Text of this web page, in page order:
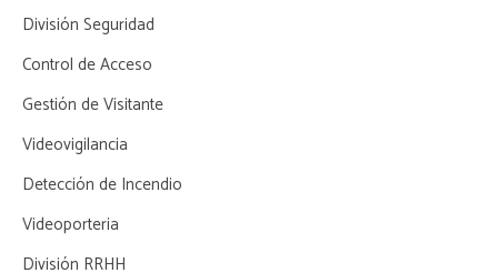
División Seguridad
Control de Acceso
Gestión de Visitante
Videovigilancia
Detección de Incendio
Videoporteria
División RRHH